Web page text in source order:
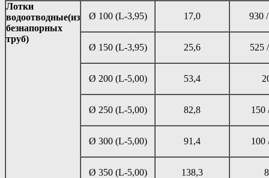
Лотки
водоотводные(из
безнапорных
труб)
Ø 100 (L-3,95) 17,0 930
Ø 150 (L-3,95) 25,6 525
Ø 200 (L-5,00) 53,4
Ø 250 (L-5,00) 82,8 150
Ø 300 (L-5,00) 91,4 100
Ø 350 (L-5,00) 138,3